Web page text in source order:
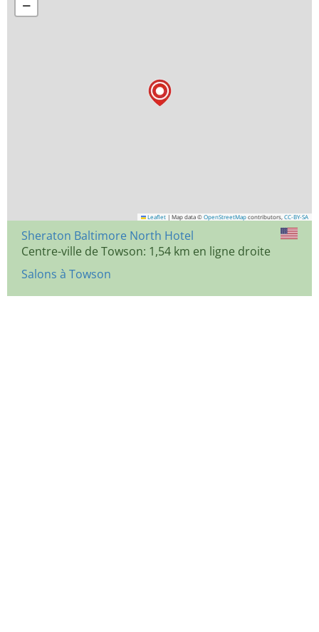
−
Leaflet | Map data © OpenStreetMap contributors, CC-BY-SA
Sheraton Baltimore North Hotel
Centre-ville de Towson: 1,54 km en ligne droite
Salons à Towson